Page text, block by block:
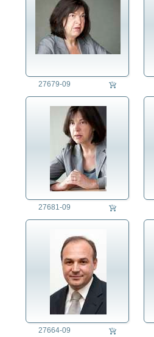
27679-09
27681-09
27664-09